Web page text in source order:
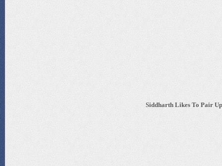
Siddharth Likes To Pair